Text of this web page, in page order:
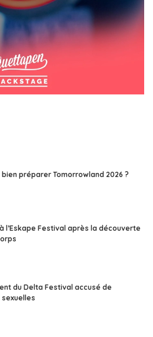
bien préparer Tomorrowland 2026 ?
l’Eskape Festival après la découverte
du Delta Festival accusé de